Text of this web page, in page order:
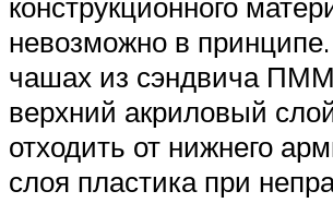
невозможно в
чашах из сэндвича
верхний акриловый
отходить от нижнего
слоя пластика при